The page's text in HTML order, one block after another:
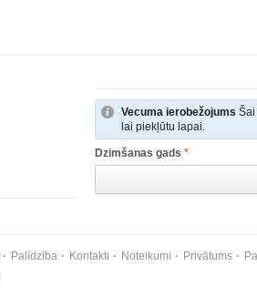
Vecuma ierobežojums Šai
lai piekļūtu lapai.
Dzimšanas gads *
Palīdzība Kontakti Noteikumi Privātums